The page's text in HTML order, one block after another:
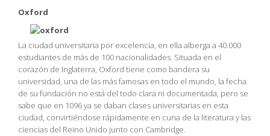
Oxford
La ciudad universitaria por excelencia, en ella alberga a 40.000
estudiantes de más de 100 nacionalidades. Situada en el
corazón de Inglaterra, Oxford tiene como bandera su
universidad, una de las más famosas en todo el mundo, la fecha
de su fundación no está del todo clara ni documentada, pero se
sabe que en 1096 ya se daban clases universitarias en esta
ciudad, convirtiéndose rápidamente en cuna de la literatura y las
ciencias del Reino Unido junto con Cambridge.